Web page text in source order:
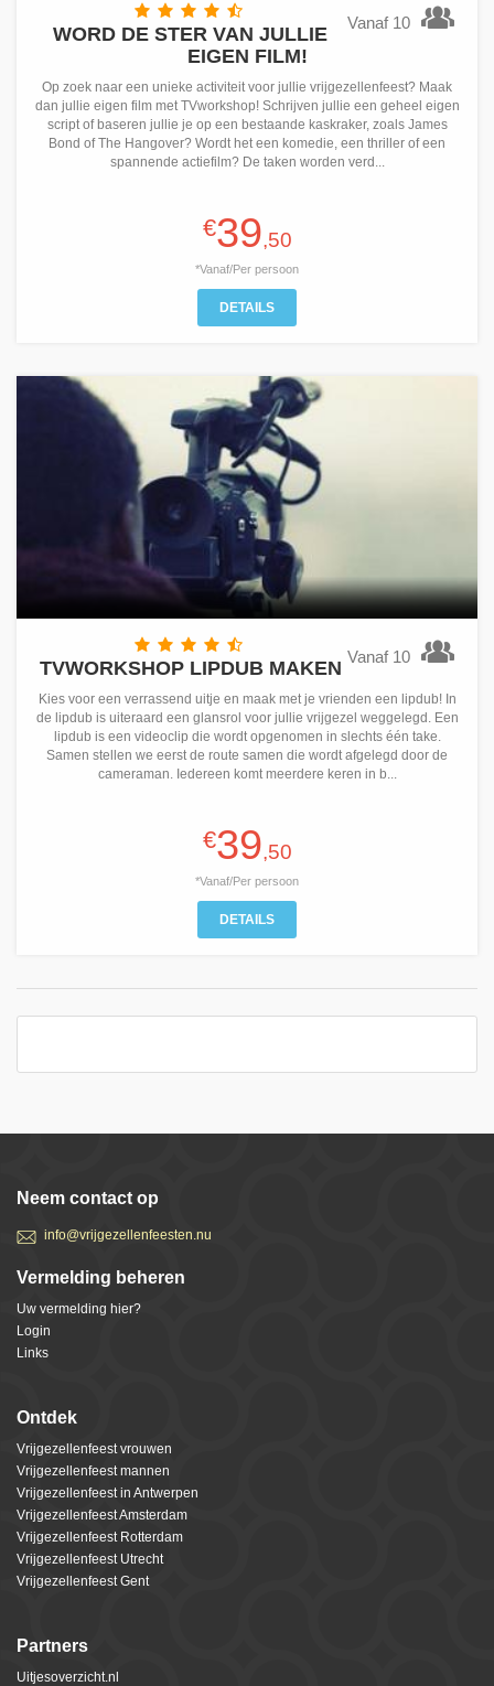
Vanaf 10
WORD DE STER VAN JULLIE
EIGEN FILM!
Op zoek naar een unieke activiteit voor jullie vrijgezellenfeest? Maak
dan jullie eigen film met TVworkshop! Schrijven jullie een geheel eigen
script of baseren jullie je op een bestaande kaskraker, zoals James
Bond of The Hangover? Wordt het een komedie, een thriller of een
spannende actiefilm? De taken worden verd...
€39,50
*Vanaf/Per persoon
DETAILS
Vanaf 10
TVWORKSHOP LIPDUB MAKEN
Kies voor een verrassend uitje en maak met je vrienden een lipdub! In
de lipdub is uiteraard een glansrol voor jullie vrijgezel weggelegd. Een
lipdub is een videoclip die wordt opgenomen in slechts één take.
Samen stellen we eerst de route samen die wordt afgelegd door de
cameraman. Iedereen komt meerdere keren in b...
€39,50
*Vanaf/Per persoon
DETAILS
Neem contact op
info@vrijgezellenfeesten.nu
Vermelding beheren
Uw vermelding hier?
Login
Links
Ontdek
Vrijgezellenfeest vrouwen
Vrijgezellenfeest mannen
Vrijgezellenfeest in Antwerpen
Vrijgezellenfeest Amsterdam
Vrijgezellenfeest Rotterdam
Vrijgezellenfeest Utrecht
Vrijgezellenfeest Gent
Partners
Uitjesoverzicht.nl